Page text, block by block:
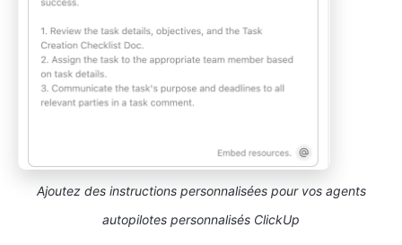
Ajoutez des instructions personnalisées pour vos agents
autopilotes personnalisés ClickUp